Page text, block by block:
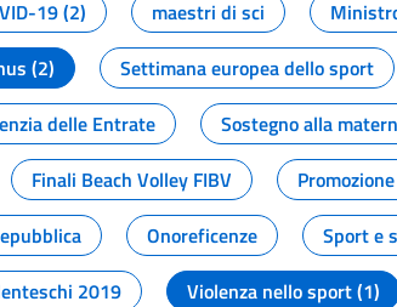
19 (2) maestri di sci
(2) Settimana europea dello sport
delle Entrate
Sostegno alla
Finali Beach Volley FIBV
Onoreficenze
Sport e
2019
Violenza nello sport (1)